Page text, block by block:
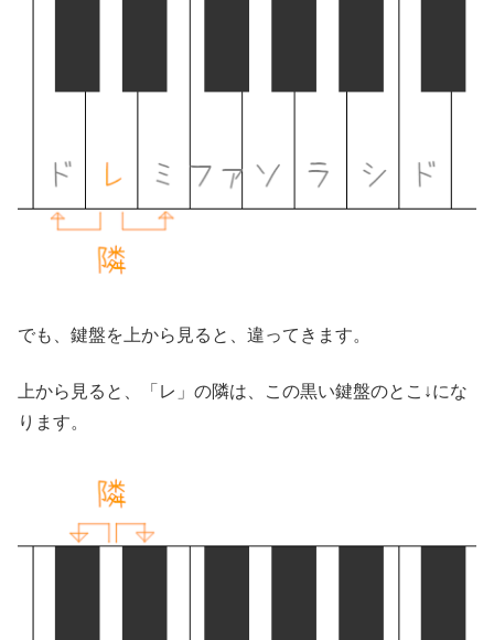
でも、鍵盤を上から見ると、違ってきます。
上から見ると、「レ」の隣は、この黒い鍵盤のとこ↓にな
ります。